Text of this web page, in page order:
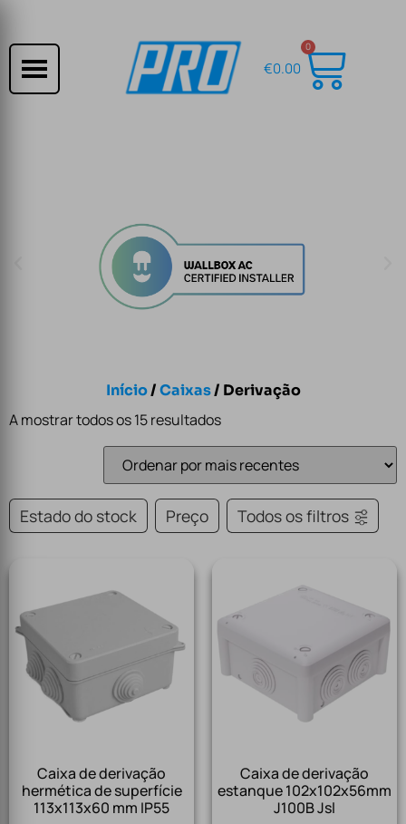
€0.00
0
Início/Caixas/ Derivação
A mostrar todos os 15 resultados
Estado do stock Preço Todos os filtros
Caixa de derivação
hermética de superfície
113x113x60 mm IP55
Caixa de derivação
estanque 102x102x56mm
J100B Jsl